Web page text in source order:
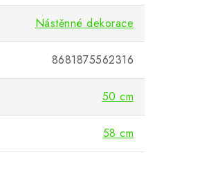
Nástěnné dekorace
8681875562316
50 cm
58 cm